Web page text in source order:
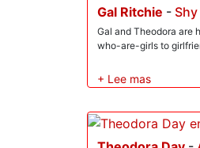
Gal Ritchie -
Gal and Theodora are
who-are-girls to